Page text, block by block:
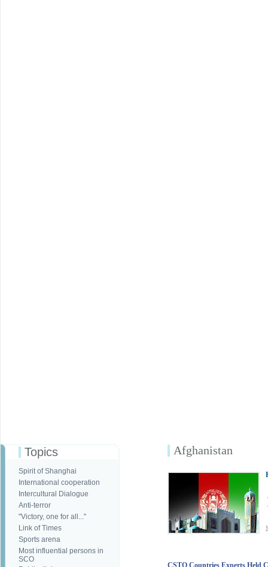
Topics
Spirit of Shanghai
International cooperation
Intercultural Dialogue
Anti-terror
"Victory, one for all..."
Link of Times
Sports arena
Most influential persons in
SCO
Afghanistan
CSTO Countries Experts Held